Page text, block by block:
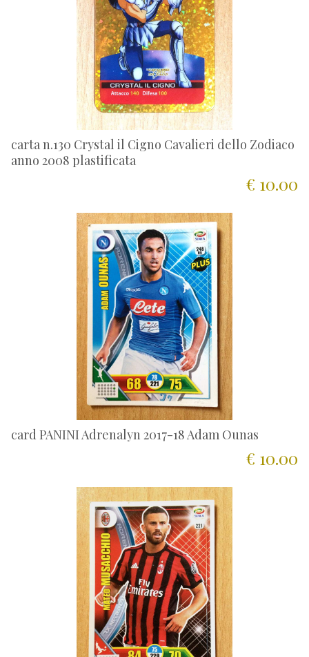
carta n.130 Crystal il Cigno Cavalieri dello Zodiaco
anno 2008 plastificata
€ 10.00
card PANINI Adrenalyn 2017-18 Adam Ounas
€ 10.00